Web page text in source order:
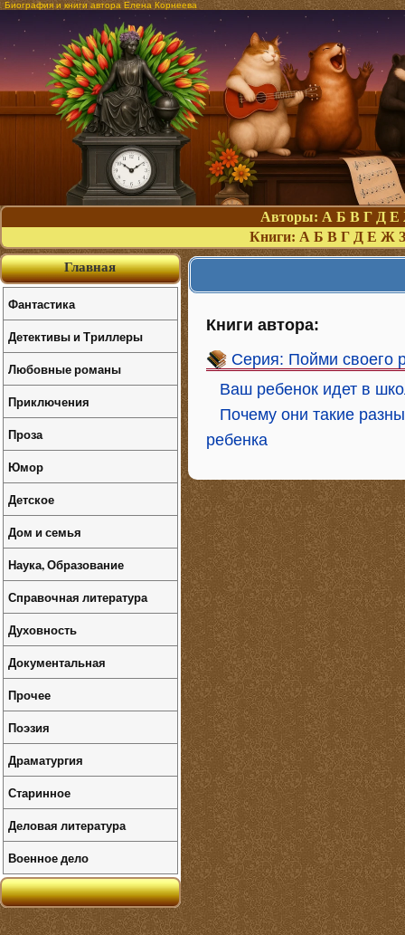
Биография и книги автора Елена Корнеева
Авторы: А Б В Г Д Е
Книги: А Б В Г Д Е Ж З
Книги автора:
Серия: Пойми своего
Ваш ребенок идет в
Почему они такие
ребенка
Главная
Фантастика
Детективы и Триллеры
Любовные романы
Приключения
Проза
Юмор
Детское
Дом и семья
Наука, Образование
Справочная литература
Духовность
Документальная
Прочее
Поэзия
Драматургия
Старинное
Деловая литература
Военное дело